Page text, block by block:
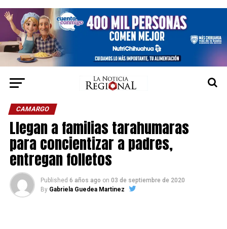
CAMARGO
Llegan a familias tarahumaras
para concientizar a padres,
entregan folletos
Published 6 años ago on 03 de septiembre de 2020
By Gabriela Guedea Martinez